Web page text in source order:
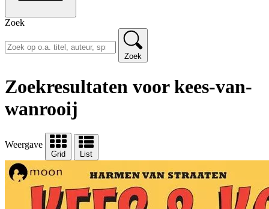
Zoek
Zoek
Zoekresultaten voor kees-van-
wanrooij
Weergave
Grid List